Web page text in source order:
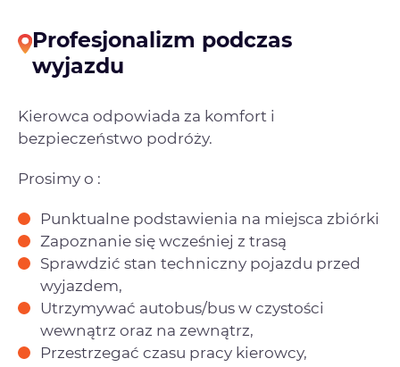
Profesjonalizm podczas
wyjazdu
Kierowca odpowiada za komfort i
bezpieczeństwo podróży.
Prosimy o :
Punktualne podstawienia na miejsca zbiórki
Zapoznanie się wcześniej z trasą
Sprawdzić stan techniczny pojazdu przed
wyjazdem,
Utrzymywać autobus/bus w czystości
wewnątrz oraz na zewnątrz,
Przestrzegać czasu pracy kierowcy,